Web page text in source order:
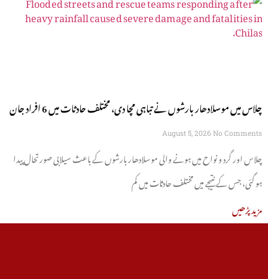
چلاس میں موسلادھار بارشوں نے تباہی مچا دی، مختلف حادثات میں 6 افراد جان
سے گئے
August 5, 2026 No Comments
چلاس اور گرد و نواح میں ہونے والی موسلادھار بارشوں کے باعث سیلابی صورتحال پیدا
ہو گئی، جس کے نتیجے میں مختلف حادثات میں کم
مزید پڑھیں